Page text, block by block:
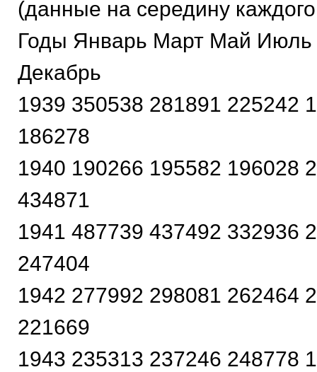
(данные на середину
Годы Январь Март Май Июль
Декабрь
1939 350538 281891 225242
186278
1940 190266 195582 196028
434871
1941 487739 437492 332936
247404
1942 277992 298081 262464
221669
1943 235313 237246 248778